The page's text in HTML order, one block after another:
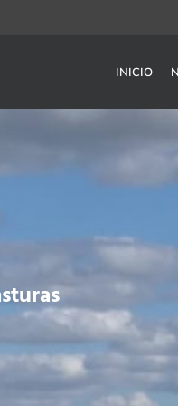
INICIO